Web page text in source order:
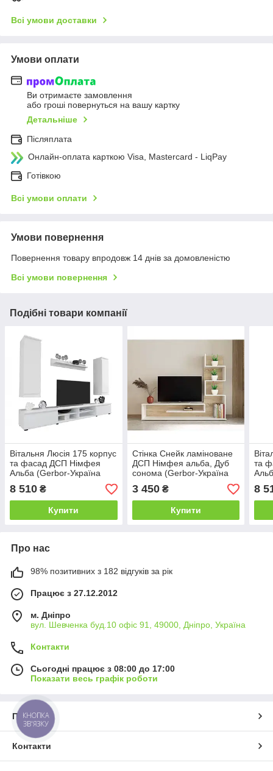
Всі умови доставки
Умови оплати
Ви отримаєте замовлення
або гроші повернуться на вашу картку
Детальніше
Післяплата
Онлайн-оплата карткою Visa, Mastercard - LiqPay
Готівкою
Всі умови оплати
Умови повернення
Повернення товару впродовж 14 днів за домовленістю
Всі умови повернення
Подібні товари компанії
Вітальня Люсія 175 корпус
та фасад ДСП Німфея
Альба (Gerbor-Україна
ТМ)
8 510 ₴
Купити
Стінка Снейк ламіноване
ДСП Німфея альба, Дуб
сонома (Gerbor-Україна
ТМ)
3 450₴
Купити
та
ТМ)
8
Про нас
98% позитивних з 182 відгуків за рік
Працює з 27.12.2012
м. Дніпро
вул. Шевченка буд.10 офіс 91, 49000, Дніпро, Україна
Контакти
Сьогодні працює з 08:00 до 17:00
Показати весь графік роботи
Про нас
Контакти
КНОПКА
ЗВ'ЯЗКУ